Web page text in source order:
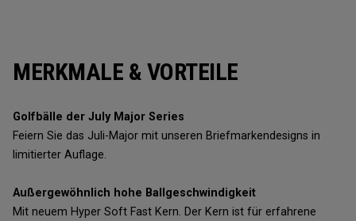
MERKMALE & VORTEILE
Golfbälle der July Major Series
Feiern Sie das Juli-Major mit unseren Briefmarkendesigns in
limitierter Auflage.
Außergewöhnlich hohe Ballgeschwindigkeit
Mit neuem Hyper Soft Fast Kern. Der Kern ist für erfahrene